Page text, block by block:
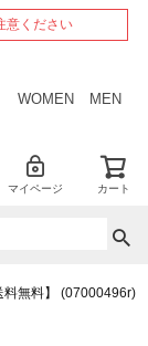
意ください
WOMEN MEN
マイページ カート
料無料】 (07000496r)
ペー